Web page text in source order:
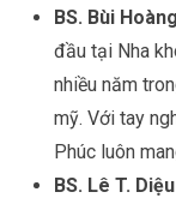
BS. Bùi
đầu tại Nha
nhiều năm
mỹ. Với tay
Phúc luôn
BS. Lê T.